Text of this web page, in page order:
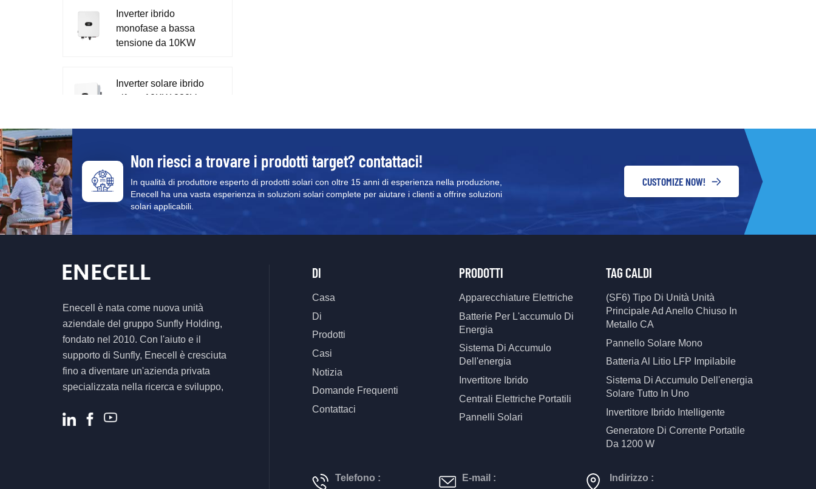
Inverter ibrido
monofase a bassa
tensione da 10KW
Inverter solare ibrido
trifase 10KW 230V
Sistema tutto in uno
di accumulo di
energia monofase da
51,2 V XD3-6KTL-
AIO
Sistema di accumulo
grid tutto in uno
ad alta efficienza da
5,5KW 6,2KW per
sistema energetico
domestico
Non riesci a trovare i prodotti target? contattaci!
In qualità di produttore esperto di prodotti solari con oltre 15 anni di esperienza nella produzione,
Enecell ha una vasta esperienza in soluzioni solari complete per aiutare i clienti a offrire soluzioni
solari applicabili.
CUSTOMIZE NOW!
Enecell è nata come nuova unità
aziendale del gruppo Sunfly Holding,
fondato nel 2010. Con l'aiuto e il
supporto di Sunfly, Enecell è cresciuta
fino a diventare un'azienda privata
specializzata nella ricerca e sviluppo,
prodotti e soluzioni per lo stoccaggio
DI
Casa
Di
Prodotti
Casi
Notizia
Domande Frequenti
Contattaci
PRODOTTI
Apparecchiature Elettriche
Batterie Per L'accumulo Di
Energia
Sistema Di Accumulo
Dell'energia
Invertitore Ibrido
Centrali Elettriche Portatili
Pannelli Solari
TAG CALDI
(SF6) Tipo Di Unità Unità
Principale Ad Anello Chiuso In
Metallo CA
Pannello Solare Mono
Batteria Al Litio LFP Impilabile
Sistema Di Accumulo Dell'energia
Solare Tutto In Uno
Invertitore Ibrido Intelligente
Generatore Di Corrente Portatile
Da 1200 W
Telefono :
E-mail :
Indirizzo :